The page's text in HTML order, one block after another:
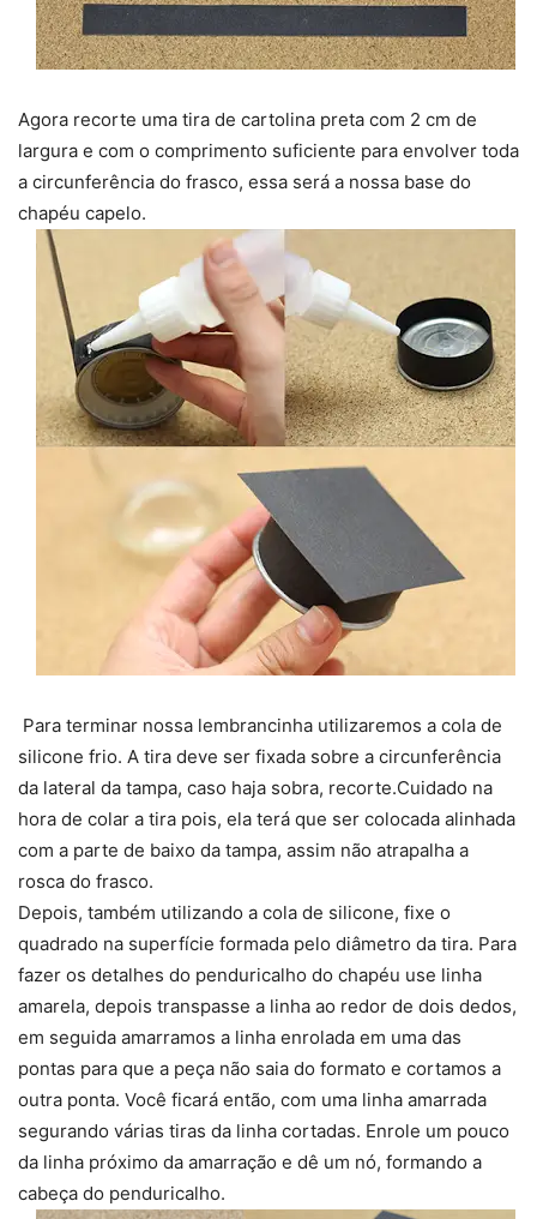
Agora recorte uma tira de cartolina preta com 2 cm de
largura e com o comprimento suficiente para envolver toda
a circunferência do frasco, essa será a nossa base do
chapéu capelo.
Para terminar nossa lembrancinha utilizaremos a cola de
silicone frio. A tira deve ser fixada sobre a circunferência
da lateral da tampa, caso haja sobra, recorte.Cuidado na
hora de colar a tira pois, ela terá que ser colocada alinhada
com a parte de baixo da tampa, assim não atrapalha a
rosca do frasco.
Depois, também utilizando a cola de silicone, fixe o
quadrado na superfície formada pelo diâmetro da tira. Para
fazer os detalhes do penduricalho do chapéu use linha
amarela, depois transpasse a linha ao redor de dois dedos,
em seguida amarramos a linha enrolada em uma das
pontas para que a peça não saia do formato e cortamos a
outra ponta. Você ficará então, com uma linha amarrada
segurando várias tiras da linha cortadas. Enrole um pouco
da linha próximo da amarração e dê um nó, formando a
cabeça do penduricalho.